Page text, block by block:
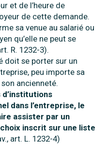
et de l’heure de
de cette demande.
sa venue au salarié ou
qu’elle ne peut se
R. 1232-3).
doit se porter sur un
peu importe sa
ancienneté.
d’institutions
dans l’entreprise, le
assister par un
inscrit sur une liste
art. L. 1232-4)